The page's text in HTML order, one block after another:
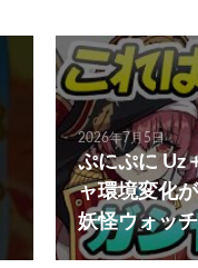
2026年7月5日
ぷにぷに Uz
ャ環境変化
妖怪ウォッ